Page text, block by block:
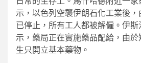
示，以色列空襲伊朗石化工業後
已停止，所有工人都被解僱。伊
示，藥局正在實施藥品配給，由
生只開立基本藥物。